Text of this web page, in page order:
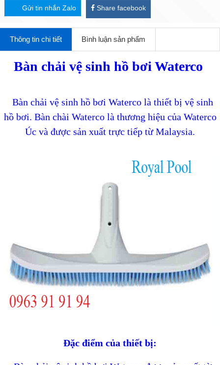
Gửi tin nhắn Zalo Share facebook
Thông tin chi tiết Bình luận sản phẩm
Bàn chải vệ sinh hồ bơi Waterco
Bàn chải vệ sinh hồ bơi Waterco là thiết bị vệ sinh
hồ bơi. Bàn chài Waterco là thương hiệu của Waterco
Úc và được sản xuất trực tiếp từ Malaysia.
Đặc điểm của thiết bị: